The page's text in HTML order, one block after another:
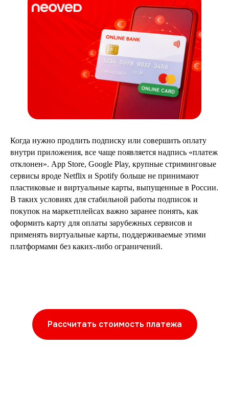
Когда нужно продлить подписку или совершить оплату
внутри приложения, все чаще появляется надпись «платеж
отклонен». App Store, Google Play, крупные стриминговые
сервисы вроде Netflix и Spotify больше не принимают
пластиковые и виртуальные карты, выпущенные в России.
В таких условиях для стабильной работы подписок и
покупок на маркетплейсах важно заранее понять, как
оформить карту для оплаты зарубежных сервисов и
применять виртуальные карты, поддерживаемые этими
платформами без каких-либо ограничений.
Рассчитать стоимость платежа